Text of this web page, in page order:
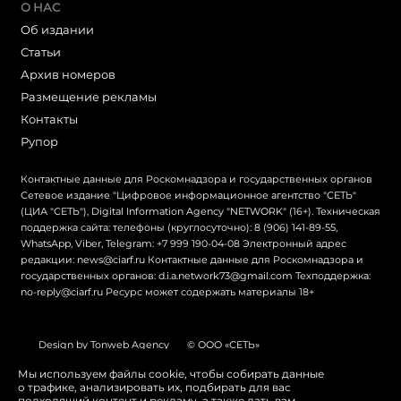
О НАС
Об издании
Статьи
Архив номеров
Размещение рекламы
Контакты
Рупор
Контактные данные для Роскомнадзора и государственных органов
Сетевое издание "Цифровое информационное агентство "СЕТЬ"
(ЦИА "СЕТЬ"), Digital Information Agency "NETWORK" (16+). Техническая
поддержка сайта: телефоны (круглосуточно): 8 (906) 141-89-55,
WhatsApp, Viber, Telegram: +7 999 190-04-08 Электронный адрес
редакции: news@ciarf.ru Контактные данные для Роскомнадзора и
государственных органов: d.i.a.network73@gmail.com Техподдержка:
no-reply@ciarf.ru Ресурс может содержать материалы 18+
Design by Tonweb Agency © ООО «СЕТЬ»
Политика конфиденциальности Карта сайта
Мы используем файлы cookie, чтобы собирать данные
о трафике, анализировать их, подбирать для вас